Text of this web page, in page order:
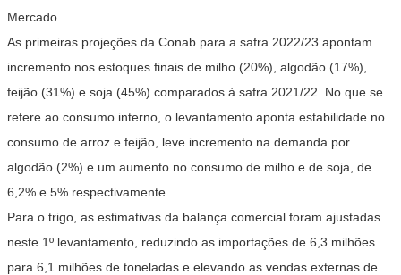
Mercado
As primeiras projeções da Conab para a safra 2022/23 apontam
incremento nos estoques finais de milho (20%), algodão (17%),
feijão (31%) e soja (45%) comparados à safra 2021/22. No que se
refere ao consumo interno, o levantamento aponta estabilidade no
consumo de arroz e feijão, leve incremento na demanda por
algodão (2%) e um aumento no consumo de milho e de soja, de
6,2% e 5% respectivamente.
Para o trigo, as estimativas da balança comercial foram ajustadas
neste 1º levantamento, reduzindo as importações de 6,3 milhões
para 6,1 milhões de toneladas e elevando as vendas externas de